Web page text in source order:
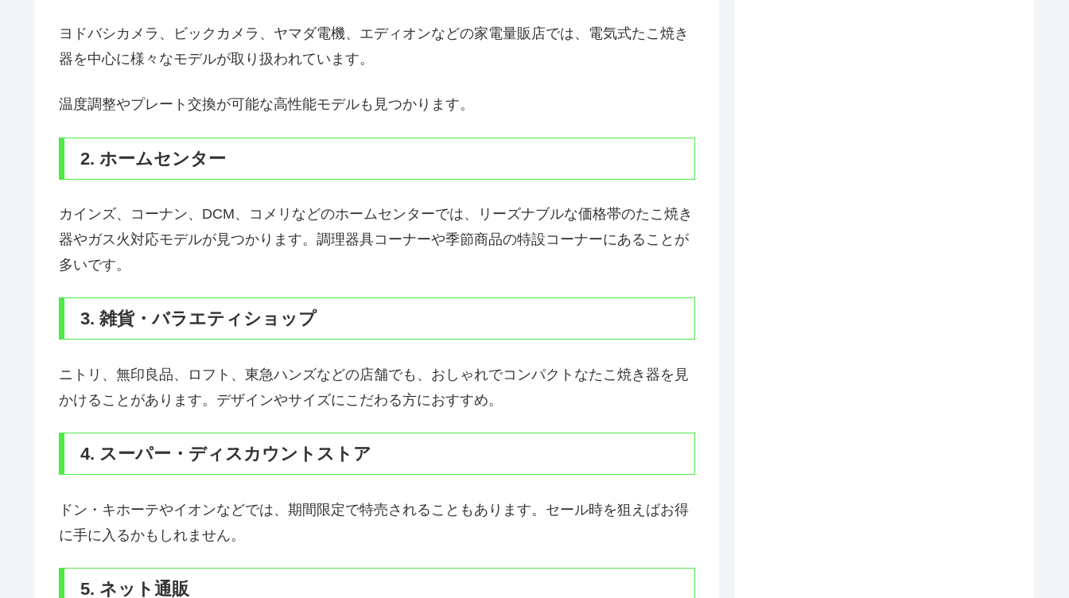
ヨドバシカメラ、ビックカメラ、ヤマダ電機、エディオンなどの家電量販店では、電気式たこ焼き
器を中心に様々なモデルが取り扱われています。
温度調整やプレート交換が可能な高性能モデルも見つかります。
2. ホームセンター
カインズ、コーナン、DCM、コメリなどのホームセンターでは、リーズナブルな価格帯のたこ焼き
器やガス火対応モデルが見つかります。調理器具コーナーや季節商品の特設コーナーにあることが
多いです。
3. 雑貨・バラエティショップ
ニトリ、無印良品、ロフト、東急ハンズなどの店舗でも、おしゃれでコンパクトなたこ焼き器を見
かけることがあります。デザインやサイズにこだわる方におすすめ。
4. スーパー・ディスカウントストア
ドン・キホーテやイオンなどでは、期間限定で特売されることもあります。セール時を狙えばお得
に手に入るかもしれません。
5. ネット通販